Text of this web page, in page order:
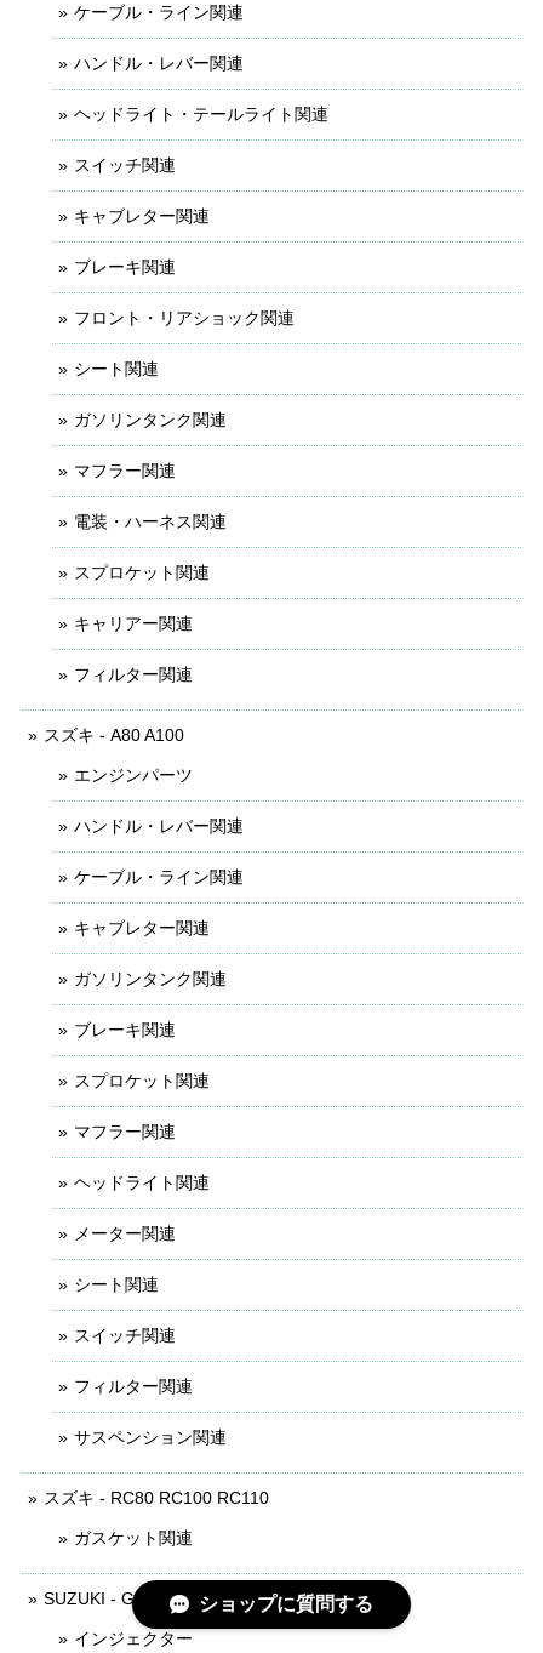
ケーブル・ライン関連
ハンドル・レバー関連
ヘッドライト・テールライト関連
スイッチ関連
キャブレター関連
ブレーキ関連
フロント・リアショック関連
シート関連
ガソリンタンク関連
マフラー関連
電装・ハーネス関連
スプロケット関連
キャリアー関連
フィルター関連
スズキ - A80 A100
エンジンパーツ
ハンドル・レバー関連
ケーブル・ライン関連
キャブレター関連
ガソリンタンク関連
ブレーキ関連
スプロケット関連
マフラー関連
ヘッドライト関連
メーター関連
シート関連
スイッチ関連
フィルター関連
サスペンション関連
スズキ - RC80 RC100 RC110
ガスケット関連
SUZUKI - GSX-150
インジェクター
ショップに質問する